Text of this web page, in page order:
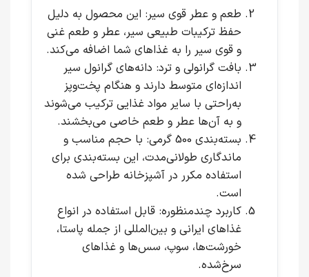
طعم و عطر قوی سیر: این محصول به دلیل
حفظ ترکیبات طبیعی سیر، عطر و طعم غنی
و قوی سیر را به غذاهای شما اضافه می‌کند.
بافت گرانولی و ترد: دانه‌های گرانول سیر
اندازه‌ای متوسط دارند و هنگام پخت‌وپز
به‌راحتی با سایر مواد غذایی ترکیب می‌شوند
و به آن‌ها عطر و طعم خاصی می‌بخشند.
بسته‌بندی 500 گرمی
: با حجم مناسب و
ماندگاری طولانی‌مدت، این بسته‌بندی برای
استفاده مکرر در آشپزخانه طراحی شده
است.
کاربرد چندمنظوره: قابل استفاده در انواع
غذاهای ایرانی و بین‌المللی از جمله پاستا،
خورشت‌ها، سوپ، سس‌ها و غذاهای
سرخ‌شده.